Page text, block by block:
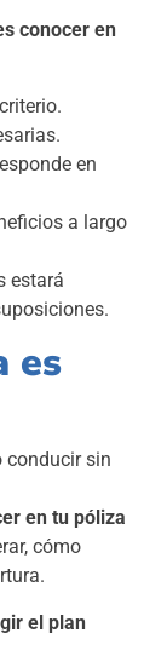
conocer en
en
a largo
estará
es
conducir sin
en tu póliza
cómo
el plan